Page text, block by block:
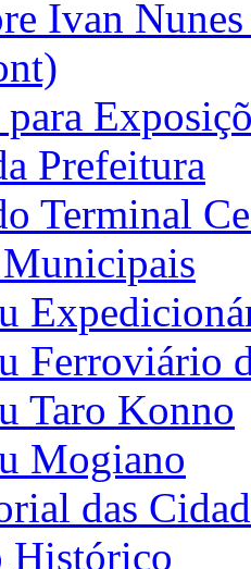
Ivan
para
Prefeitura
Terminal
Ferroviário
Taro Konno
Mogiano
das